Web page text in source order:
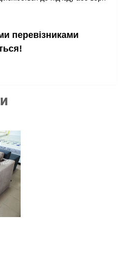
перевізниками